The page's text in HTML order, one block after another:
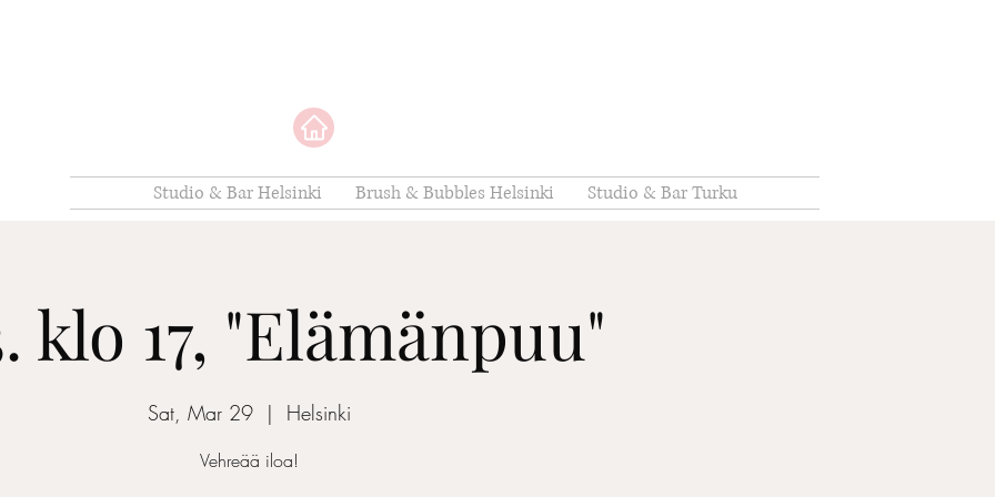
Studio & Bar Helsinki Brush & Bubbles Helsinki Studio & Bar Turku
klo 17, "Elämänpuu"
Sat, Mar 29
  |
Helsinki
Vehreää iloa!